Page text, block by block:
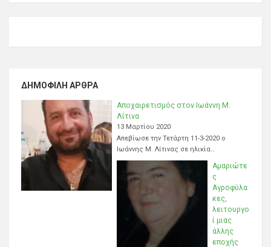
ΔΗΜΟΦΙΛΉ ΆΡΘΡΑ
Αποχαιρετισμός στον Ιωάννη Μ.
Λίτινα
13 Μαρτίου 2020
Απεβίωσε την Τετάρτη 11-3-2020 ο
Ιωάννης Μ. Λίτινας σε ηλικία…
Αμαριώτε
ς
Αγροφύλα
κες,
λειτουργο
ί μιας
άλλης
εποχής